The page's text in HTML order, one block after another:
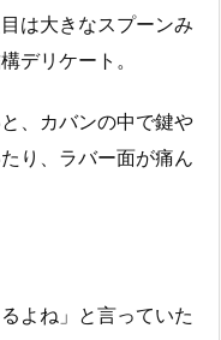
は大きなスプーンみ
デリケート。
、カバンの中で鍵や
り、ラバー面が痛ん
よね」と言っていた